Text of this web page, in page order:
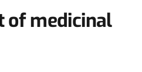
of medicinal